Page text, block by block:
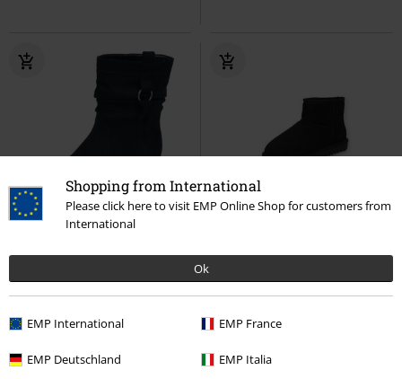
Shopping from International
Please click here to visit EMP Online Shop for customers from
International
Ok
EMP International EMP France
EMP Deutschland EMP Italia
-50%
Exklusiv
34,99 €
Boots mit Schnalle
RED by EMP
Boot
49,99 €
Winterstiefel
Dockers by Gerli
Boot